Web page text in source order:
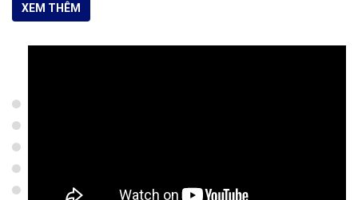
XEM THÊM